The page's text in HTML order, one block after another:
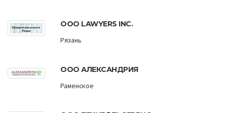
ООО LAWYERS INC.
Рязань
ООО АЛЕКСАНДРИЯ
Раменское